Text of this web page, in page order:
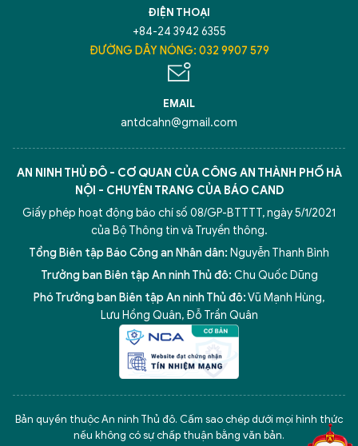
ĐIỆN THOẠI
+84-24 3942 6355
ĐƯỜNG DÂY NÓNG: 032 9907 579
EMAIL
antdcahn@gmail.com
AN NINH THỦ ĐÔ - CƠ QUAN CỦA CÔNG AN THÀNH PHỐ HÀ
NỘI - CHUYÊN TRANG CỦA BÁO CAND
Giấy phép hoạt động báo chí số 08/GP-BTTTT, ngày 5/1/2021
của Bộ Thông tin và Truyền thông.
Tổng Biên tập Báo Công an Nhân dân: Nguyễn Thanh Bình
Trưởng ban Biên tập An ninh Thủ đô: Chu Quốc Dũng
Phó Trưởng ban Biên tập An ninh Thủ đô:Vũ Mạnh Hùng,
Lưu Hồng Quân, Đỗ Trần Quân
Bản quyền thuộc An ninh Thủ đô. Cấm sao chép dưới mọi hình thức
nếu không có sự chấp thuận bằng văn bản.
5 điểm nghẽn của Hà Nội giải pháp xử lý điểm nghẽn của